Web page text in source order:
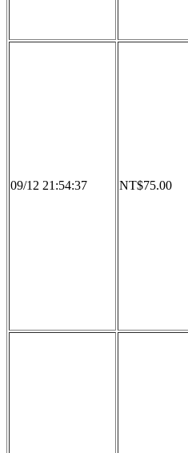
09/12 21:54:37 NT$75.00